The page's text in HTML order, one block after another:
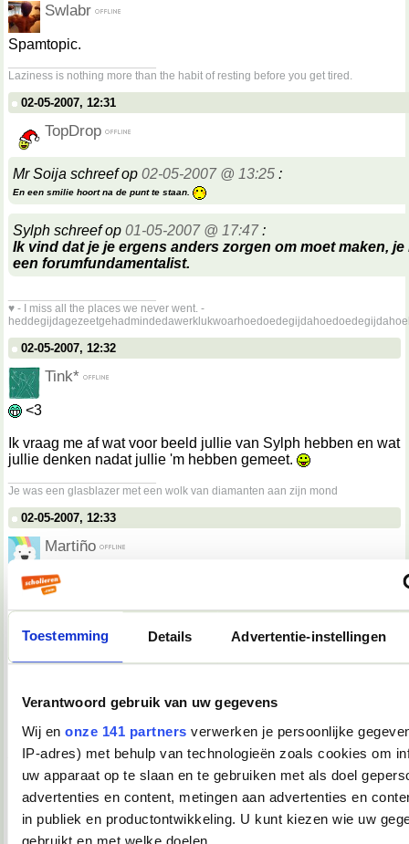
Toestemming Details Advertentie-instellingen
Verantwoord gebruik van uw gegevens
Wij en onze 141 partners verwerken je persoonlijke
IP-adres) met behulp van technologieën zoals cookies om
uw apparaat op te slaan en te gebruiken met als doel
advertenties en content, metingen aan advertenties en
in publiek en productontwikkeling. U kunt kiezen wie uw
gebruikt en met welke doelen.
Swlabr
Spamtopic.
Laziness is nothing more than the habit of resting before you get tired.
02-05-2007, 12:31
TopDrop
Mr Soija schreef op 02-05-2007 @ 13:25 :
En een smilie hoort na de punt te staan.
Sylph schreef op 01-05-2007 @ 17:47:
Ik vind dat je je ergens anders zorgen om moet maken,
een forumfundamentalist.
♥ - I miss all the places we never went. -
02-05-2007, 12:32
Tink*
<3
Ik vraag me af wat voor beeld jullie van Sylph hebben en wat
jullie denken nadat jullie 'm hebben gemeet.
Je was een glasblazer met een wolk van diamanten aan zijn mond
02-05-2007, 12:33
Martiño
Darkiekurd schreef op
Niet.
Dit is het "embarrassing moments, leuke anekdotes,
vermaak uw medeforummer" topic, nummer 2!
Dit had dus eigenlijk in de eerste post gemoeten.
__________________
02-05-2007, 12:36
Tink*